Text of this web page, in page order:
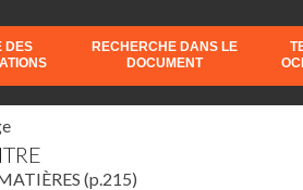
DES
RECHERCHE DANS LE
DOCUMENT
(p.215)